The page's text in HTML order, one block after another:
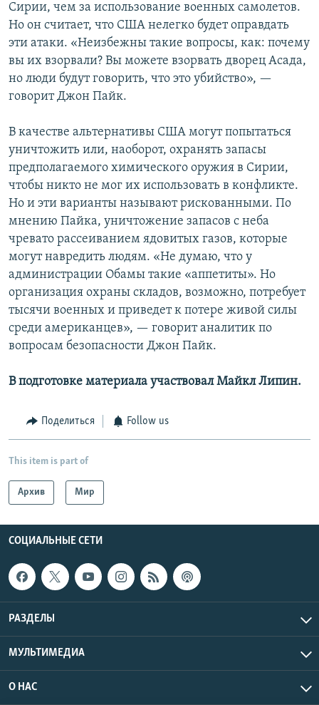
Сирии, чем за использование военных самолетов.
Но он считает, что США нелегко будет оправдать
эти атаки. «Неизбежны такие вопросы, как: почему
вы их взорвали? Вы можете взорвать дворец Асада,
но люди будут говорить, что это убийство», —
говорит Джон Пайк.
В качестве альтернативы США могут попытаться
уничтожить или, наоборот, охранять запасы
предполагаемого химического оружия в Сирии,
чтобы никто не мог их использовать в конфликте.
Но и эти варианты называют рискованными. По
мнению Пайка, уничтожение запасов с неба
чревато рассеиванием ядовитых газов, которые
могут навредить людям. «Не думаю, что у
администрации Обамы такие «аппетиты». Но
организация охраны складов, возможно, потребует
тысячи военных и приведет к потере живой силы
среди американцев», — говорит аналитик по
вопросам безопасности Джон Пайк.
В подготовке материала участвовал Майкл Липин.
Поделиться Follow us
This item is part of
Архив Мир
СОЦИАЛЬНЫЕ СЕТИ
РАЗДЕЛЫ
МУЛЬТИМЕДИА
О НАС